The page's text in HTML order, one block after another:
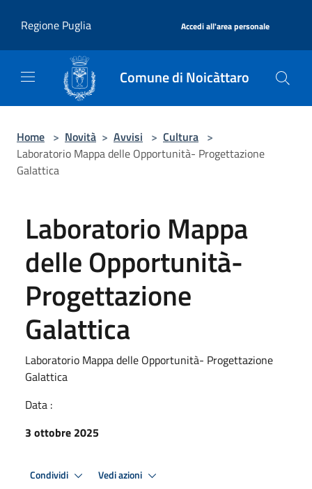
Regione Puglia
Accedi all'area personale
Comune di Noicàttaro
Home > Novità > Avvisi > Cultura >
Laboratorio Mappa delle Opportunità- Progettazione
Galattica
Laboratorio Mappa
delle Opportunità-
Progettazione
Galattica
Laboratorio Mappa delle Opportunità- Progettazione
Galattica
Data :
3 ottobre 2025
Condividi Vedi azioni